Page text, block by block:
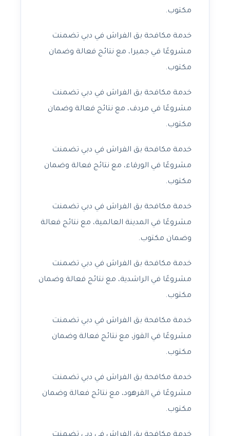
مكتوب.
خدمة مكافحة بق الفراش في دبي تضمنت
مشروعًا في جميرا، مع نتائج فعالة وضمان
مكتوب.
خدمة مكافحة بق الفراش في دبي تضمنت
مشروعًا في مردف، مع نتائج فعالة وضمان
مكتوب.
خدمة مكافحة بق الفراش في دبي تضمنت
مشروعًا في الورقاء، مع نتائج فعالة وضمان
مكتوب.
خدمة مكافحة بق الفراش في دبي تضمنت
مشروعًا في المدينة العالمية، مع نتائج فعالة
وضمان مكتوب.
خدمة مكافحة بق الفراش في دبي تضمنت
مشروعًا في الراشدية، مع نتائج فعالة وضمان
مكتوب.
خدمة مكافحة بق الفراش في دبي تضمنت
مشروعًا في القوز، مع نتائج فعالة وضمان
مكتوب.
خدمة مكافحة بق الفراش في دبي تضمنت
مشروعًا في القرهود، مع نتائج فعالة وضمان
مكتوب.